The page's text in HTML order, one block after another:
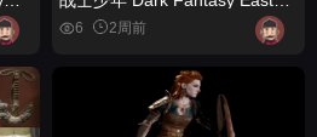
Asian Dagger Brutal Warrior
6 2周前